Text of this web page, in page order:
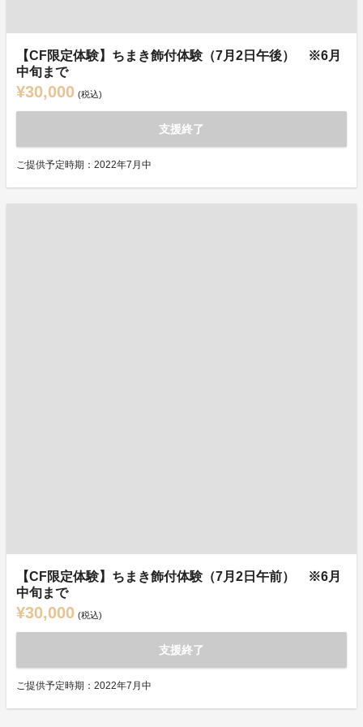
【CF限定体験】ちまき飾付体験（7月2日午後） ※6月
中旬まで
¥30,000 (税込)
支援終了
ご提供予定時期：2022年7月中
【CF限定体験】ちまき飾付体験（7月2日午前） ※6月
中旬まで
¥30,000 (税込)
支援終了
ご提供予定時期：2022年7月中